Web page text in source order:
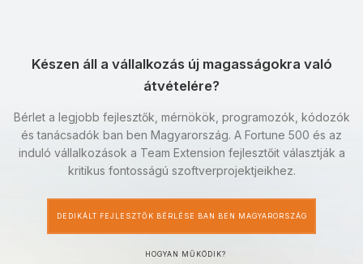
Készen áll a vállalkozás új magasságokra való
átvételére?
Bérlet a legjobb fejlesztők, mérnökök, programozók, kódozók
és tanácsadók ban ben Magyarország. A Fortune 500 és az
induló vállalkozások a Team Extension fejlesztőit választják a
kritikus fontosságú szoftverprojektjeikhez.
DEDIKÁLT FEJLESZTŐK BÉRLÉSE BAN BEN MAGYARORSZÁG
HOGYAN MŰKÖDIK?